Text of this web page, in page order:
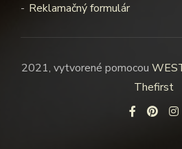
Reklamačný formulár
2021, vytvorené pomocou
Thefirst